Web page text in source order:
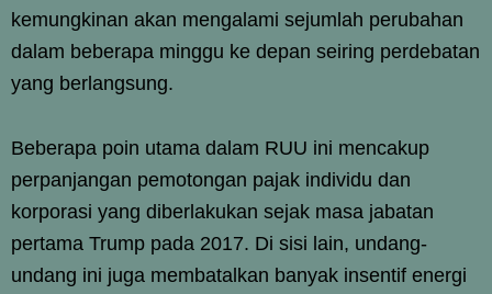
kemungkinan akan mengalami sejumlah perubahan
dalam beberapa minggu ke depan seiring perdebatan
yang berlangsung.
Beberapa poin utama dalam RUU ini mencakup
perpanjangan pemotongan pajak individu dan
korporasi yang diberlakukan sejak masa jabatan
pertama Trump pada 2017. Di sisi lain, undang-
undang ini juga membatalkan banyak insentif energi